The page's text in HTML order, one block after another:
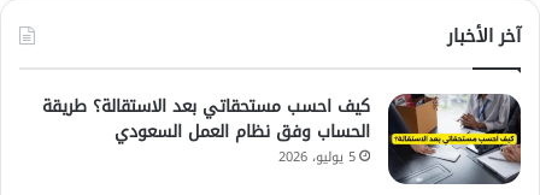
آخر الأخبار
كيف احسب مستحقاتي بعد الاستقالة؟ طريقة
الحساب وفق نظام العمل السعودي
5 يوليو، 2026